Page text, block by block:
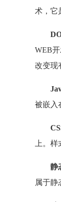
术，它
WEB
改变现
被嵌入
上。
静
属于静